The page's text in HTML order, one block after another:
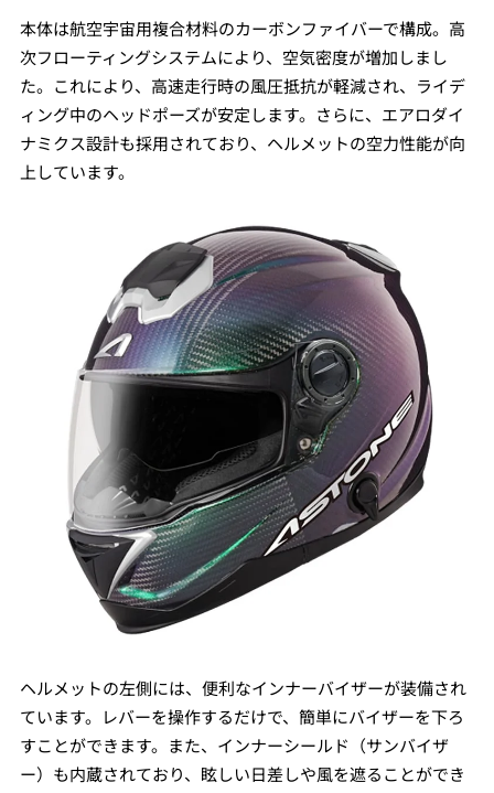
本体は航空宇宙用複合材料のカーボンファイバーで構成。高
次フローティングシステムにより、空気密度が増加しまし
た。これにより、高速走行時の風圧抵抗が軽減され、ライデ
ィング中のヘッドポーズが安定します。さらに、エアロダイ
ナミクス設計も採用されており、ヘルメットの空力性能が向
上しています。
ヘルメットの左側には、便利なインナーバイザーが装備され
ています。レバーを操作するだけで、簡単にバイザーを下ろ
すことができます。また、インナーシールド（サンバイザ
ー）も内蔵されており、眩しい日差しや風を遮ることができ